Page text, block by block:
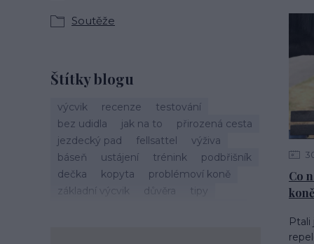
Soutěže
Štítky blogu
výcvik recenze
testování
bez udidla
jak na to
přirozená cesta
jezdecký pad
fellsattel
výživa
báseň
ustájení trénink
podbřišník
dečka
kopyta
problémoví koně
základní výcvik
důvěra
tipy
Co
Ptali